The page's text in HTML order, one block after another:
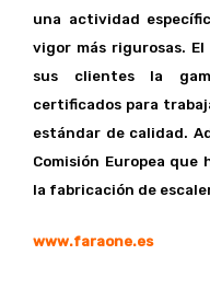
una actividad
vigor más rigurosas.
sus clientes la
certificados para
estándar de calidad.
Comisión Europea
la fabricación de
www.faraone.es